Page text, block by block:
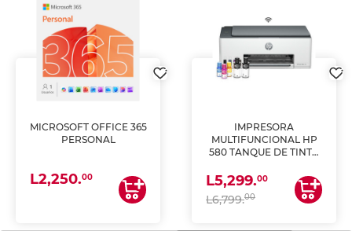
MICROSOFT OFFICE 365
PERSONAL
L2,250.00
IMPRESORA
MULTIFUNCIONAL HP
580 TANQUE DE TINTA
ESCANEA)
L5,299.00
L6,799.00